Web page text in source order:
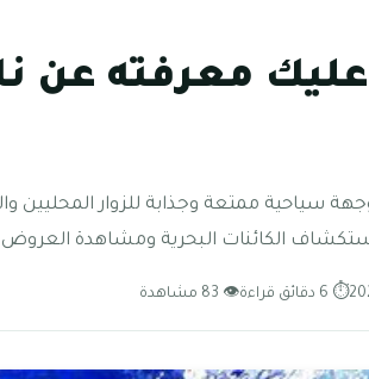
معرفته عن
وجهة سياحية ممتعة وجذابة للزوار المحليين
الكائنات البحرية ومشاهدة العروض
⏱ 6 دقائق قراءة 👁 83 مشاهدة